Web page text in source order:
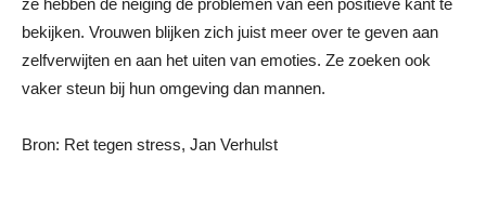
ze hebben de neiging de problemen van een positieve kant te
bekijken. Vrouwen blijken zich juist meer over te geven aan
zelfverwijten en aan het uiten van emoties. Ze zoeken ook
vaker steun bij hun omgeving dan mannen.
Bron: Ret tegen stress, Jan Verhulst